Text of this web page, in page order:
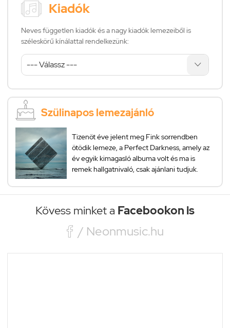
Kiadók
Neves független kiadók és a nagy kiadók lemezeiből is
széleskörű kínálattal rendelkezünk:
Szülinapos lemezajánló
Tizenöt éve jelent meg Fink sorrendben
ötödik lemeze, a Perfect Darkness, amely az
év egyik kimagasló albuma volt és ma is
remek hallgatnivaló, csak ajánlani tudjuk.
Kövess minket a Facebookon is
 / Neonmusic.hu